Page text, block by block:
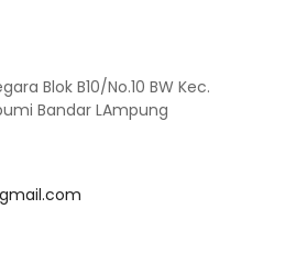
Blok B10/No.10 BW Kec.
Bandar LAmpung